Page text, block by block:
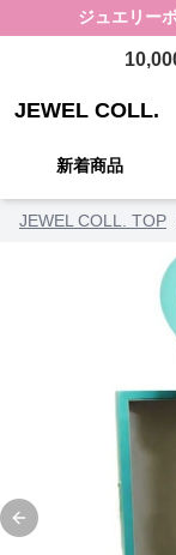
ジュエリー
JEWEL COLL.
新着商品
JEWEL COLL. TOP
Previous slide